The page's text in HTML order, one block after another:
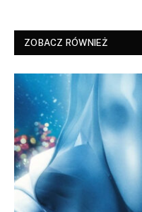
ZOBACZ RÓWNIEŻ